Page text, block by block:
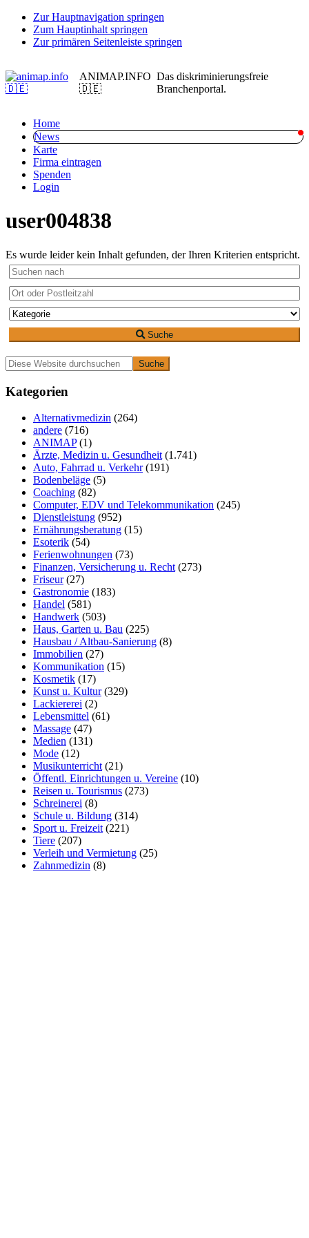
Zur Hauptnavigation springen
Zum Hauptinhalt springen
Zur primären Seitenleiste springen
ANIMAP.INFO
🇩🇪
Das diskriminierungsfreie
Branchenportal.
Home
News
Karte
Firma eintragen
Spenden
Login
user004838
Es wurde leider kein Inhalt gefunden, der Ihren Kriterien entspricht.
Suche
Primäre
Seitenleiste
Diese
Website
durchsuchen
Kategorien
Alternativmedizin (264)
andere (716)
ANIMAP(1)
Ärzte, Medizin u. Gesundheit (1.741)
Auto, Fahrrad u. Verkehr(191)
Bodenbeläge (5)
Coaching (82)
Computer, EDV und Telekommunikation (245)
Dienstleistung (952)
Ernährungsberatung (15)
Esoterik (54)
Ferienwohnungen (73)
Finanzen, Versicherung u. Recht (273)
Friseur(27)
Gastronomie (183)
Handel (581)
Handwerk (503)
Haus, Garten u. Bau (225)
Hausbau / Altbau-Sanierung (8)
Immobilien (27)
Kommunikation (15)
Kosmetik (17)
Kunst u. Kultur(329)
Lackiererei (2)
Lebensmittel (61)
Massage (47)
Medien (131)
Mode (12)
Musikunterricht (21)
Öffentl. Einrichtungen u. Vereine (10)
Reisen u. Tourismus (273)
Schreinerei (8)
Schule u. Bildung (314)
Sport u. Freizeit (221)
Tiere (207)
Verleih und Vermietung (25)
Zahnmedizin (8)